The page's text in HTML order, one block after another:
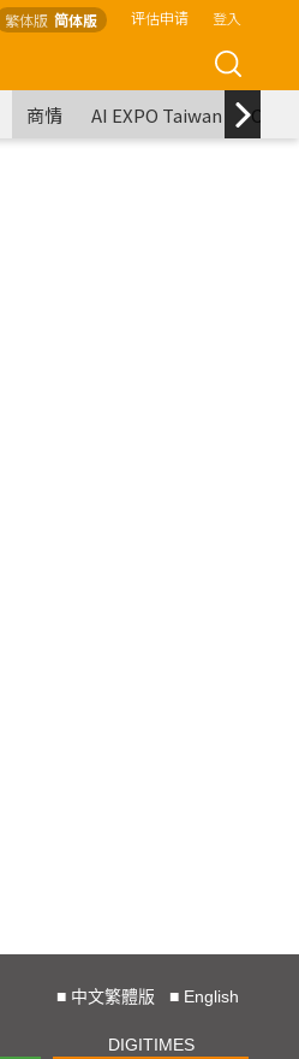
繁体版 简体版 评估申请 登入
商情 AI EXPO Taiwan
■ 中文繁體版 ■ English
DIGITIMES